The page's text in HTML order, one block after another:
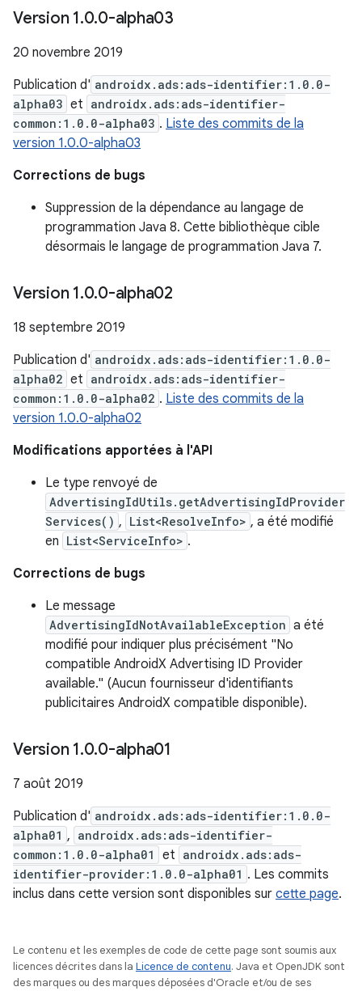
Version 1.0.0-alpha03
20 novembre 2019
Publication d' androidx.ads:ads-identifier:1.0.0-
alpha03 et androidx.ads:ads-identifier-
common:1.0.0-alpha03 . Liste des commits de la
version 1.0.0-alpha03
Corrections de bugs
Suppression de la dépendance au langage de
programmation Java 8. Cette bibliothèque cible
désormais le langage de programmation Java 7.
Version 1.0.0-alpha02
18 septembre 2019
Publication d' androidx.ads:ads-identifier:1.0.0-
alpha02 et androidx.ads:ads-identifier-
common:1.0.0-alpha02 . Liste des commits de la
version 1.0.0-alpha02
Modifications apportées à l'API
Le type renvoyé de
AdvertisingIdUtils.getAdvertisingIdProvider
Services() , List<ResolveInfo> , a été modifié
en List<ServiceInfo> .
Corrections de bugs
Le message
AdvertisingIdNotAvailableException a été
modifié pour indiquer plus précisément "No
compatible AndroidX Advertising ID Provider
available." (Aucun fournisseur d'identifiants
publicitaires AndroidX compatible disponible).
Version 1.0.0-alpha01
7 août 2019
Publication d' androidx.ads:ads-identifier:1.0.0-
alpha01 , androidx.ads:ads-identifier-
common:1.0.0-alpha01
et androidx.ads:ads-
identifier-provider:1.0.0-alpha01 . Les commits
inclus dans cette version sont disponibles sur cette page.
Le contenu et les exemples de code de cette page sont soumis aux
licences décrites dans la Licence de contenu. Java et OpenJDK sont
des marques ou des marques déposées d'Oracle et/ou de ses